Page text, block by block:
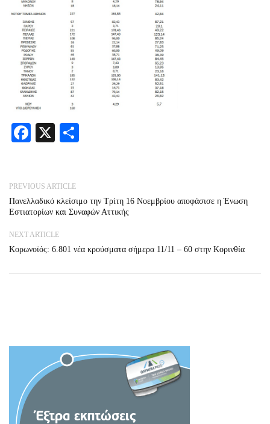
Facebook
X
PREVIOUS ARTICLE
Πανελλαδικό κλείσιμο την Τρίτη 16 Νοεμβρίου αποφάσισε η Ένωση
Εστιατορίων και Συναφών Αττικής
NEXT ARTICLE
Κορωνοϊός: 6.801 νέα κρούσματα σήμερα 11/11 – 60 στην Κορινθία